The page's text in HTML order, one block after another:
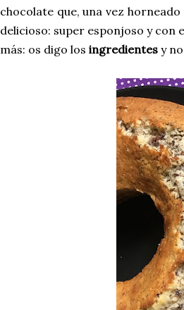
chocolate que, una vez
delicioso: super esponjoso y con
más: os digo los ingredientes y